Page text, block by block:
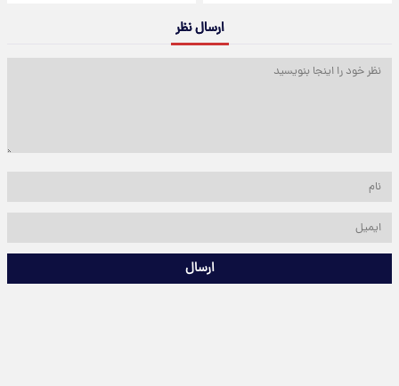
ارسال نظر
ارسال